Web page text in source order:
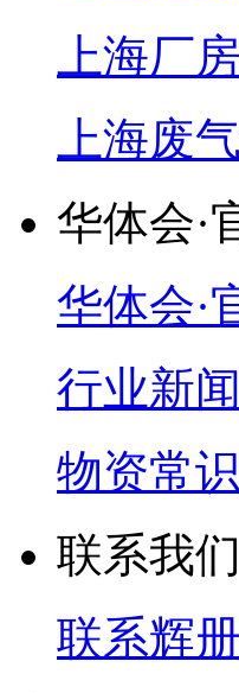
上海厂
上海废
华体会·
华体会·
行业新闻
物资常识
联系我们
联系辉册